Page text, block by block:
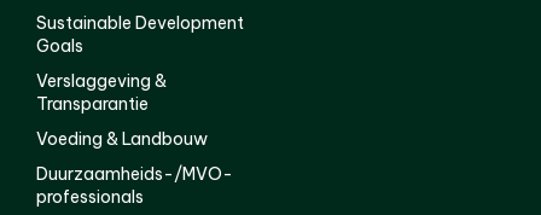
Sustainable Development
Goals
Verslaggeving &
Transparantie
Voeding & Landbouw
Duurzaamheids-/MVO-
professionals